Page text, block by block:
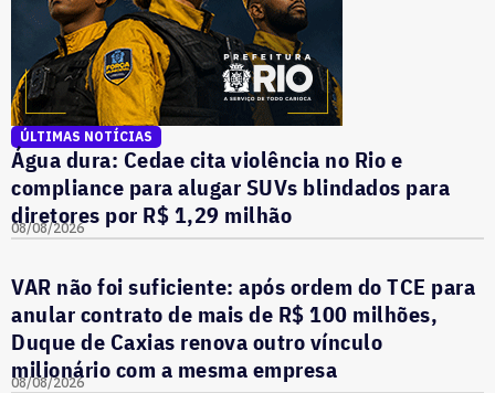
ÚLTIMAS NOTÍCIAS
Água dura: Cedae cita violência no Rio e
compliance para alugar SUVs blindados para
diretores por R$ 1,29 milhão
08/08/2026
VAR não foi suficiente: após ordem do TCE para
anular contrato de mais de R$ 100 milhões,
Duque de Caxias renova outro vínculo
milionário com a mesma empresa
08/08/2026